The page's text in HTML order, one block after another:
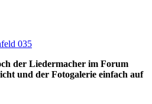
der Liedermacher im Forum
und der Fotogalerie einfach auf